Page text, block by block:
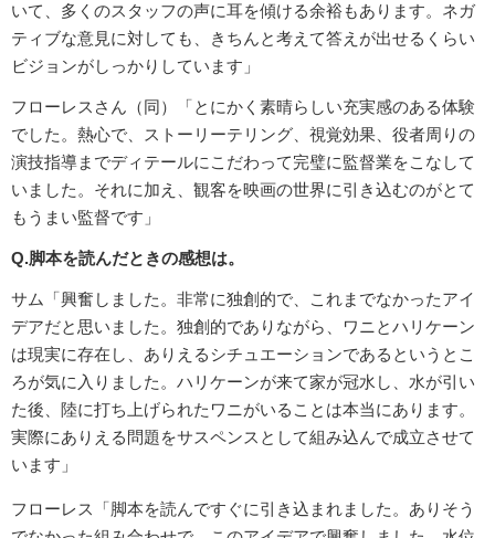
いて、多くのスタッフの声に耳を傾ける余裕もあります。ネガ
ティブな意見に対しても、きちんと考えて答えが出せるくらい
ビジョンがしっかりしています」
フローレスさん（同）「とにかく素晴らしい充実感のある体験
でした。熱心で、ストーリーテリング、視覚効果、役者周りの
演技指導までディテールにこだわって完璧に監督業をこなして
いました。それに加え、観客を映画の世界に引き込むのがとて
もうまい監督です」
Q.脚本を読んだときの感想は。
サム「興奮しました。非常に独創的で、これまでなかったアイ
デアだと思いました。独創的でありながら、ワニとハリケーン
は現実に存在し、ありえるシチュエーションであるというとこ
ろが気に入りました。ハリケーンが来て家が冠水し、水が引い
た後、陸に打ち上げられたワニがいることは本当にあります。
実際にありえる問題をサスペンスとして組み込んで成立させて
います」
フローレス「脚本を読んですぐに引き込まれました。ありそう